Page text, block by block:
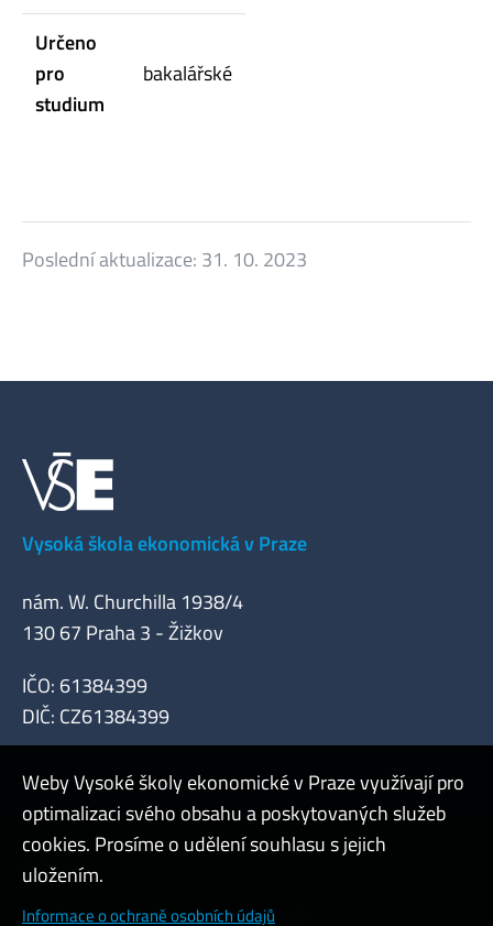
Určeno
pro
studium
bakalářské
Poslední aktualizace: 31. 10. 2023
Vysoká škola ekonomická v Praze
nám. W. Churchilla 1938/4
130 67 Praha 3 - Žižkov
IČO: 61384399
DIČ: CZ61384399
Admin
Cookies a ochrana osobních údajů
Weby Vysoké školy ekonomické v Praze využívají pro
optimalizaci svého obsahu a poskytovaných služeb
cookies. Prosíme o udělení souhlasu s jejich
uložením.
Informace o ochraně osobních údajů